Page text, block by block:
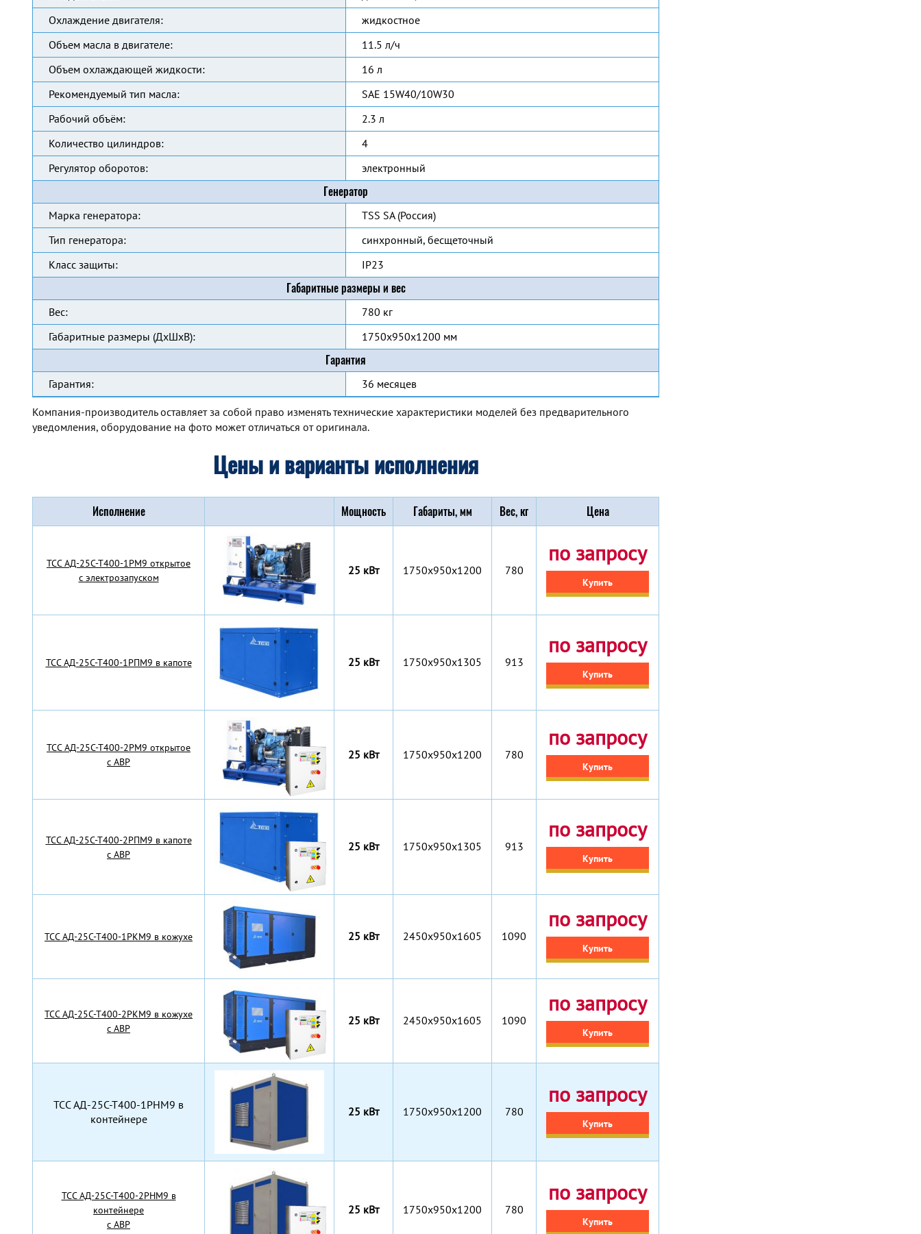
Охлаждение двигателя:
жидкостное
Объем масла в двигателе:
11.5 л/ч
Объем охлаждающей жидкости:
16 л
Рекомендуемый тип масла:
SAE 15W40/10W30
Рабочий объём:
2.3 л
Количество цилиндров:
4
Регулятор оборотов:
электронный
Генератор
Марка генератора:
TSS SA (Россия)
Тип генератора:
синхронный, бесщеточный
Класс защиты:
IP23
Габаритные размеры и вес
Вес:
780 кг
Габаритные размеры (ДхШхВ):
1750x950x1200 мм
Гарантия
Гарантия: 36 месяцев
Компания-производитель оставляет за собой право изменять технические характеристики моделей без предварительного
уведомления, оборудование на фото может отличаться от оригинала.
Цены и варианты исполнения
Исполнение Мощность Габариты, мм Вес, кг Цена
TCC АД-25С-Т400-1РМ9 открытое
с электрозапуском
25 кВт 1750x950x1200 780
по запросу
Купить
TCC АД-25С-Т400-1РПМ9 в капоте 25 кВт 1750x950x1305 913
по запросу
Купить
TCC АД-25С-Т400-2РМ9 открытое
с АВР
25 кВт 1750x950x1200 780
по запросу
Купить
TCC АД-25С-Т400-2РПМ9 в капоте
с АВР
25 кВт 1750x950x1305 913
по запросу
Купить
TCC АД-25С-Т400-1РКМ9 в кожухе 25 кВт 2450x950x1605 1090
по запросу
Купить
TCC АД-25С-Т400-2РКМ9 в кожухе
с АВР
25 кВт 2450x950x1605 1090
по запросу
Купить
TCC АД-25С-Т400-1РНМ9 в
контейнере
25 кВт 1750x950x1200 780
по запросу
Купить
TCC АД-25С-Т400-2РНМ9 в
контейнере
с АВР
25 кВт 1750x950x1200 780
по запросу
Купить